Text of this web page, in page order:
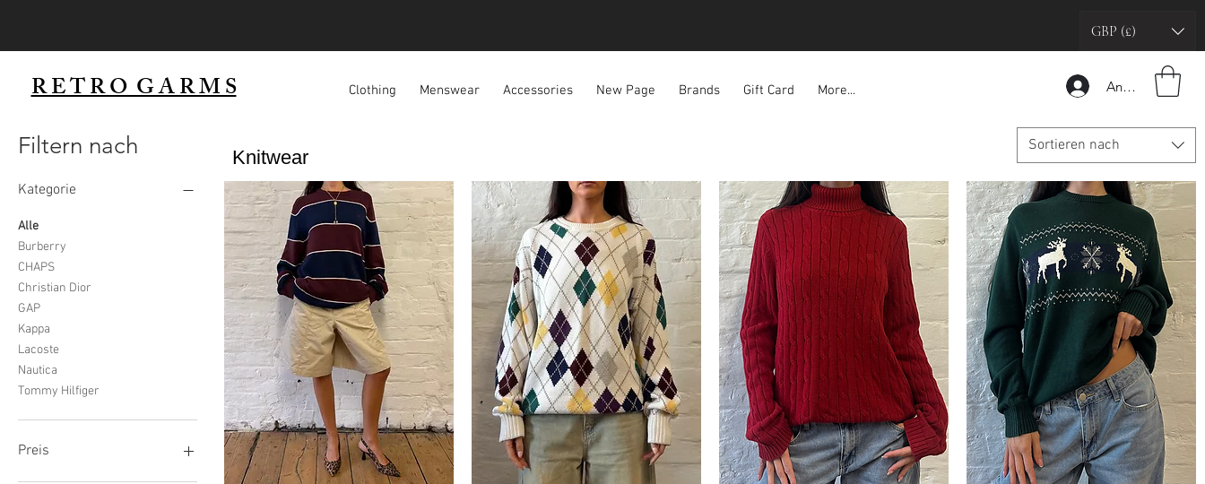
GBP (£)
Filtern nach
Kategorie
Alle
Burberry
CHAPS
Christian Dior
GAP
Kappa
Lacoste
Nautica
Tommy Hilfiger
Preis
Sortieren nach
Knitwear
R E T R O G A R M S Anmelden
Clothing Menswear Accessories New Page Brands Gift Card More...